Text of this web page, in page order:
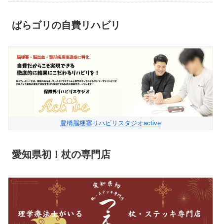
ぱらゴリの自費リハビリ
豊橋脳梗塞リハビリスタジオactive
愛知県初！杖の専門店